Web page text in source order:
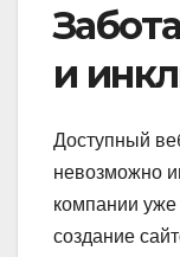
и
Доступный
невозможно
компании
создание